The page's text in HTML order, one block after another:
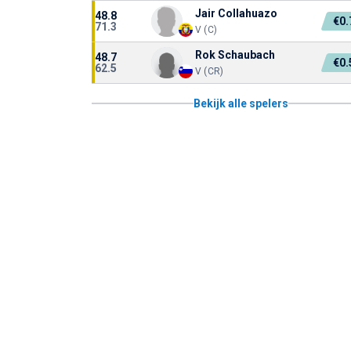
48.8
71.3
Jair Collahuazo
V (C)
48.7
62.5
Rok Schaubach
V (CR)
Bekijk alle spelers